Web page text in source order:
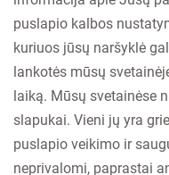
puslapio kalbos
kuriuos jūsų naršyklė
lankotės mūsų
laiką. Mūsų svetainėse
slapukai. Vieni jų yra
puslapio veikimo ir
neprivalomi, paprastai